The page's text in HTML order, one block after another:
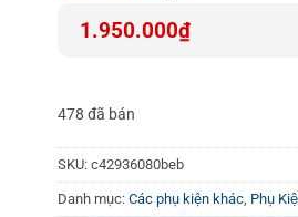
1.950.000₫
478 đã bán
SKU: c42936080beb
Danh mục: Các phụ kiện khác, Phụ